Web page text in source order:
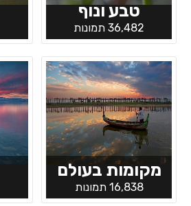
טבע ונוף
36,482 תמונות
מקומות בעולם
16,838 תמונות